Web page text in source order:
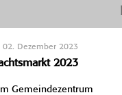
02. Dezember 2023
2023
Gemeindezentrum